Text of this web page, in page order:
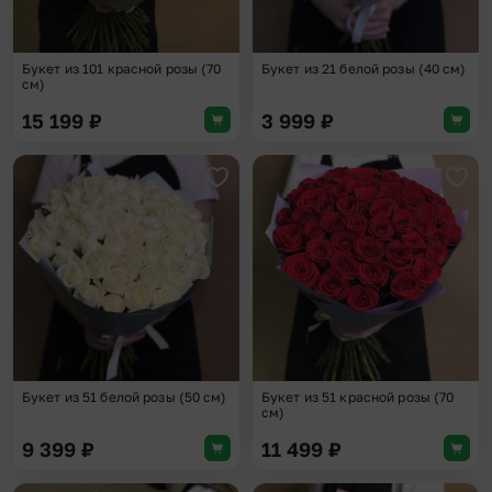
Букет из 101 красной розы (70
см)
15 199 ₽
Букет из 21 белой розы (40 см)
3 999 ₽
Добавить в избранное
Букет из 51 белой розы (50 см)
9 399 ₽
Букет из 51 красной розы (70
см)
11 499 ₽